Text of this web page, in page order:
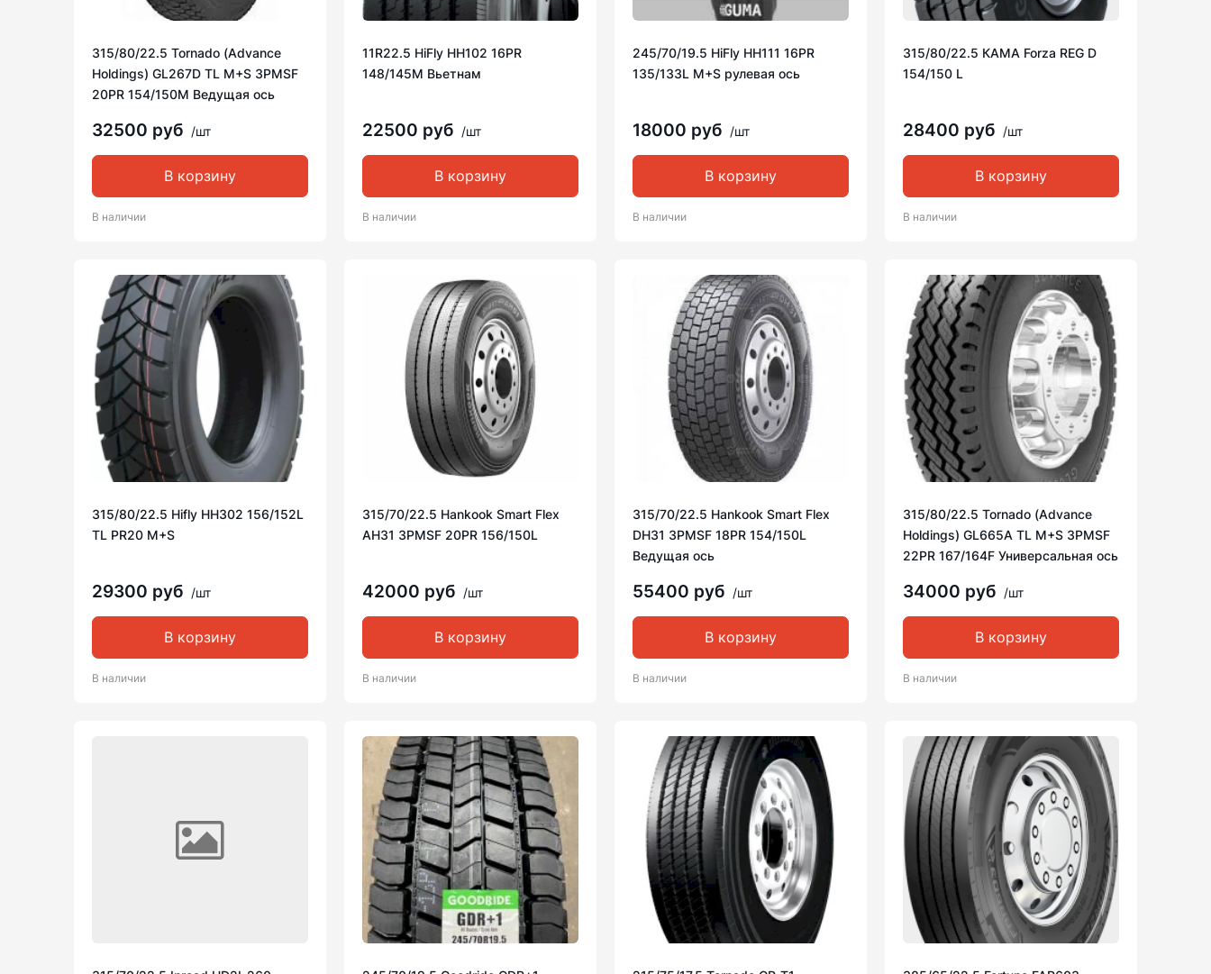
315/80/22.5 Tornado (Advance
Holdings) GL267D TL M+S 3PMSF
20PR 154/150M Ведущая ось
32500 руб /шт
В корзину
В наличии
11R22.5 HiFly HH102 16PR
148/145M Вьетнам
22500 руб /шт
В корзину
В наличии
245/70/19.5 HiFly HH111 16PR
135/133L M+S рулевая ось
18000 руб /шт
В корзину
В наличии
315/80/22.5 КАМА Forza REG D
154/150 L
28400 руб /шт
В корзину
В наличии
315/80/22.5 Hifly HH302 156/152L
TL PR20 M+S
29300 руб /шт
В корзину
В наличии
315/70/22.5 Hankook Smart Flex
AH31 3PMSF 20PR 156/150L
42000 руб /шт
В корзину
В наличии
315/70/22.5 Hankook Smart Flex
DH31 3PMSF 18PR 154/150L
Ведущая ось
55400 руб /шт
В корзину
В наличии
315/80/22.5 Tornado (Advance
Holdings) GL665A TL M+S 3PMSF
22PR 167/164F Универсальная ось
34000 руб /шт
В корзину
В наличии